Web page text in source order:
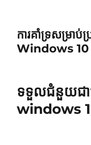
ការគាំទ្រសម្រាប់ប្
Windows 10
ទទួល​ជំនួយ​ជ
windows